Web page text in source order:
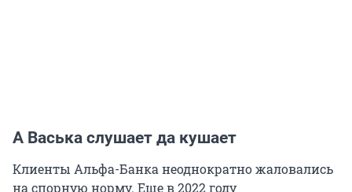
А Васька слушает да кушает
Клиенты Альфа-Банка неоднократно жаловались
на спорную норму. Еще в 2022 году